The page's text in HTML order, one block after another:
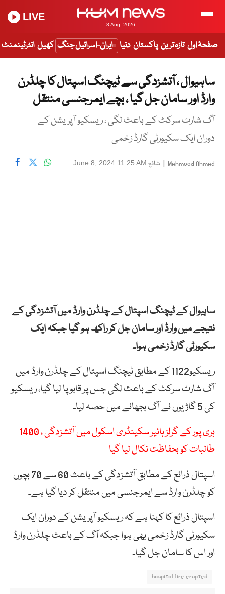
8 Aug, 2026
LIVE
صفحۂ اول تازہ ترین پاکستان دنیا ایران-اسرائیل جنگ کھیل انٹرٹینمنٹ
ساہیوال ، آتشزدگی سے ٹیچنگ اسپتال کا چلڈرن
وارڈ اور سامان جل گیا ، بچے ایمرجنسی منتقل
آگ شارٹ سرکٹ کے باعث لگی ، ریسکیو آپریشن کے
دوران ایک سکیورٹی گارڈ زخمی
Mehmood Ahmed
| شائع June 8, 2024 11:25 AM
ساہیوال کے ٹیچنگ اسپتال کے چلڈرن وارڈ میں آتشزدگی کے
نتیجے میں وارڈ اور سامان جل کر راکھ ہو گیا جبکہ ایک
سکیورٹی گارڈ زخمی ہوا۔
ریسکیو1122 کے مطابق ٹیچنگ اسپتال کے چلڈرن وارڈ میں
آگ شارٹ سرکٹ کے باعث لگی جس پر قابو پا لیا گیا، ریسکیو
کی 5 گاڑیوں نے آگ بجھانے میں حصہ لیا۔
ہری پور کے گرلز ہائیر سکینڈری اسکول میں آتشزدگی ، 1400
طالبات کو بحفاظت نکال لیا گیا
اسپتال ذرائع کے مطابق آتشزدگی کے باعث 60 سے 70 بچوں
کو چلڈرن وارڈ سے ایمرجنسی میں منتقل کر دیا گیا ہے۔
اسپتال ذرائع کا کہنا ہے کہ ریسکیو آپریشن کے دوران ایک
سکیورٹی گارڈ زخمی بھی ہوا جبکہ آگ کے باعث چلڈرن وارڈ
اور اس کا سامان جل گیا۔
hospital fire erupted